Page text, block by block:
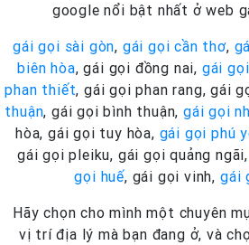
google nổi bật nhất ở web
gái gọi sài gòn, gái gọi cần thơ,
biên hòa, gái gọi đồng nai, gái
phan thiết, gái gọi phan rang, gái
thuận, gái gọi bình thuận, gái gọi
hòa, gái gọi tuy hòa, gái gọi phú
gái gọi pleiku, gái gọi quảng ngãi,
gọi huế, gái gọi vinh, gái
Hãy chọn cho mình một chuyên
vị trí địa lý mà bạn đang ở, và